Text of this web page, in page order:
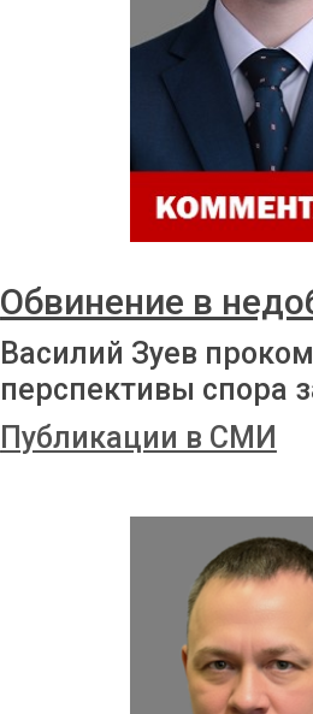
Обвинение в
Василий Зуев
перспективы спора
Публикации в СМИ